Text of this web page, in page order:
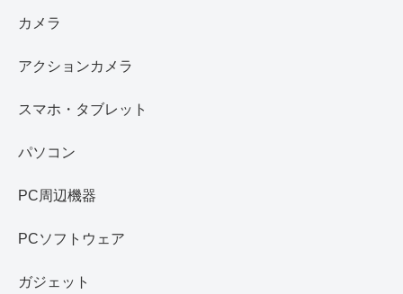
カメラ
アクションカメラ
スマホ・タブレット
パソコン
PC周辺機器
PCソフトウェア
ガジェット